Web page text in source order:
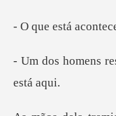
está aco